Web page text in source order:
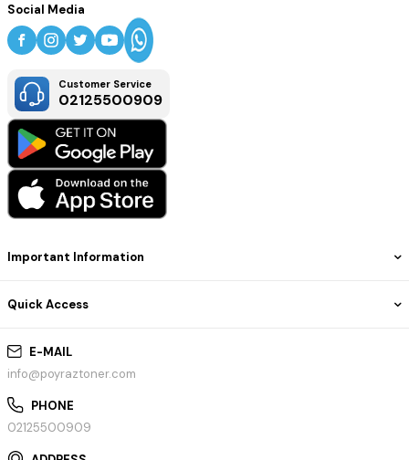
E-MAIL
info@poyraztoner.com
PHONE
02125500909
Important Information
Quick Access
Social Media
Customer Service
02125500909